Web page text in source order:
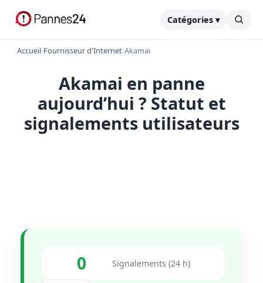
Catégories ▾
Accueil›Fournisseur d'Internet›Akamai
Akamai en panne
aujourd’hui ? Statut et
signalements utilisateurs
0 Signalements (24 h)